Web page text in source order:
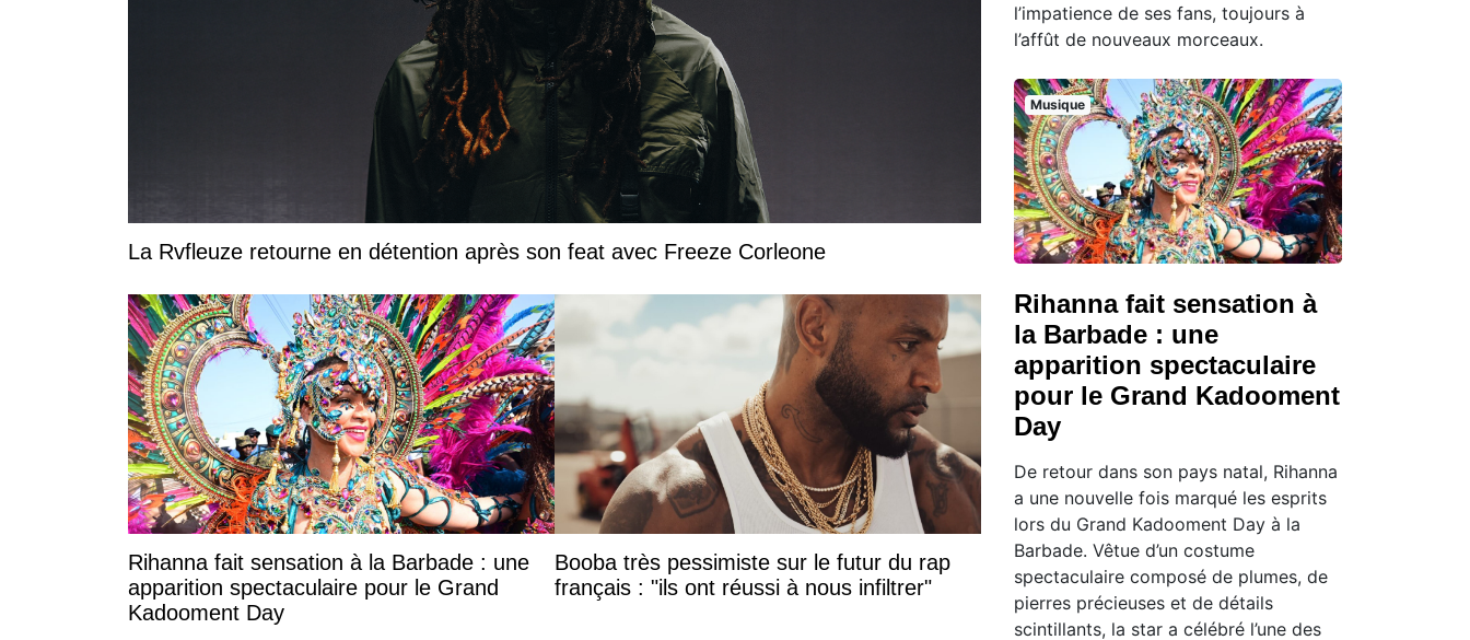
La Rvfleuze retourne en détention après son feat avec Freeze Corleone
Rihanna fait sensation à la Barbade : une
apparition spectaculaire pour le Grand
Kadooment Day
Booba très pessimiste sur le futur du rap
français : "ils ont réussi à nous infiltrer"
l’impatience de ses fans, toujours à
l’affût de nouveaux morceaux.
Musique
Rihanna fait sensation à
la Barbade : une
apparition spectaculaire
pour le Grand Kadooment
Day
De retour dans son pays natal, Rihanna
a une nouvelle fois marqué les esprits
lors du Grand Kadooment Day à la
Barbade. Vêtue d’un costume
spectaculaire composé de plumes, de
pierres précieuses et de détails
scintillants, la star a célébré l’une des